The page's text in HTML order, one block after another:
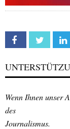
Facebook Twitter
Wenn Ihnen unser
des
Journalismus.